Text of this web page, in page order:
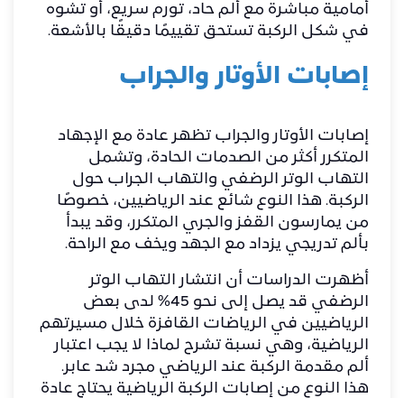
أمامية مباشرة مع ألم حاد، تورم سريع، أو تشوه
في شكل الركبة تستحق تقييمًا دقيقًا بالأشعة.
إصابات الأوتار والجراب
إصابات الأوتار والجراب تظهر عادة مع الإجهاد
المتكرر أكثر من الصدمات الحادة، وتشمل
التهاب الوتر الرضفي والتهاب الجراب حول
الركبة. هذا النوع شائع عند الرياضيين، خصوصًا
من يمارسون القفز والجري المتكرر، وقد يبدأ
بألم تدريجي يزداد مع الجهد ويخف مع الراحة.
أظهرت الدراسات أن انتشار التهاب الوتر
الرضفي قد يصل إلى نحو 45% لدى بعض
الرياضيين في الرياضات القافزة خلال مسيرتهم
الرياضية، وهي نسبة تشرح لماذا لا يجب اعتبار
ألم مقدمة الركبة عند الرياضي مجرد شد عابر.
هذا النوع من إصابات الركبة الرياضية يحتاج عادة